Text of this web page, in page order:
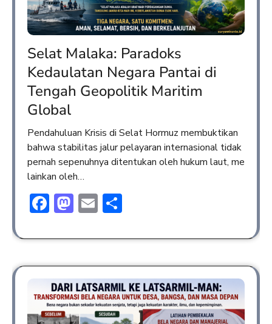
Selat Malaka: Paradoks
Kedaulatan Negara Pantai di
Tengah Geopolitik Maritim
Global
Pendahuluan Krisis di Selat Hormuz membuktikan
bahwa stabilitas jalur pelayaran internasional tidak
pernah sepenuhnya ditentukan oleh hukum laut, me
lainkan oleh…
Facebook
Mastodon
Email